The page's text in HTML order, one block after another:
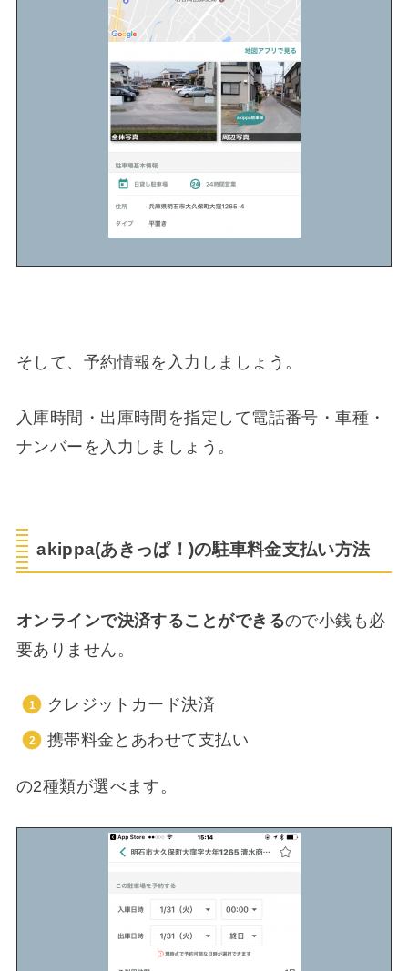
そして、予約情報を入力しましょう。
入庫時間・出庫時間を指定して電話番号・車種・
ナンバーを入力しましょう。
akippa(あきっぱ！)の駐車料金支払い方法
オンラインで決済することができるので小銭も必
要ありません。
クレジットカード決済
携帯料金とあわせて支払い
の2種類が選べます。